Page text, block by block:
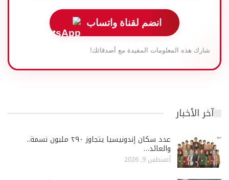
انضم لقناة واتساب
شارك هذه المعلومات المفيدة مع أصدقائك!
آخر الأخبار
عدد سكان إندونيسيا يتجاوز ٢٩٠ مليون نسمة..
والعائد…
أغسطس 9, 2026